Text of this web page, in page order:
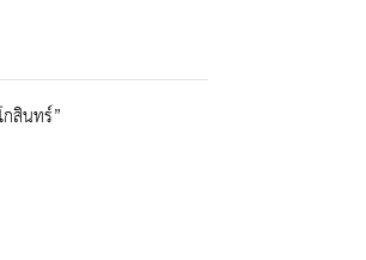
สินทร์”